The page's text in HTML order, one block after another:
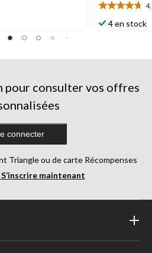
4.7
étoile(s)
4 en stock
pour consulter vos offres
connecter
Triangle ou de carte Récompenses
S’inscrire maintenant